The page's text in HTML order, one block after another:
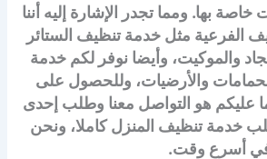
بها. ومما تجدر الإشارة إليه أننا
الفرعية مثل خدمة تنظيف الستائر
والموكيت، وأيضا نوفر لكم خدمة
والأرضيات، وللحصول على
عليكم هو التواصل معنا وطلب إحدى
خدمة تنظيف المنزل كاملا، ونحن
أسرع وقت.